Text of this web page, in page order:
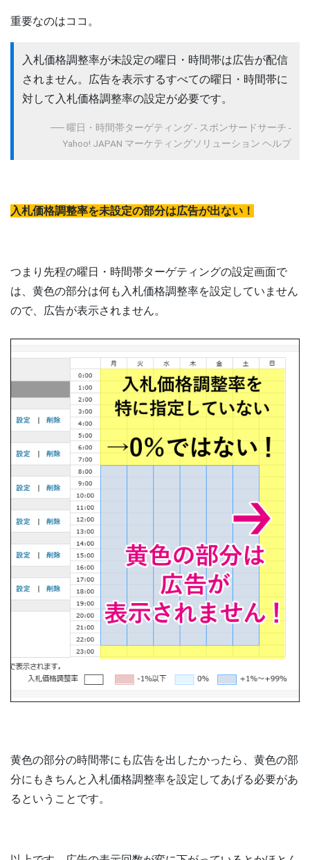
重要なのはココ。
入札価格調整率が未設定の曜日・時間帯は広告が配信
されません。広告を表示するすべての曜日・時間帯に
対して入札価格調整率の設定が必要です。
曜日・時間帯ターゲティング - スポンサードサーチ -
Yahoo! JAPAN マーケティングソリューション ヘルプ
入札価格調整率を未設定の部分は広告が出ない！
つまり先程の曜日・時間帯ターゲティングの設定画面で
は、黄色の部分は何も入札価格調整率を設定していません
ので、広告が表示されません。
黄色の部分の時間帯にも広告を出したかったら、黄色の部
分にもきちんと入札価格調整率を設定してあげる必要があ
るということです。